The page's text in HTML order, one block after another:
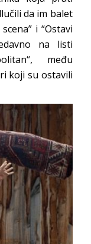
da im balet
i “Ostavi
na listi
među
koji su ostavili